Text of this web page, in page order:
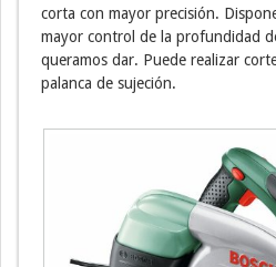
corta con mayor precisión.
mayor control de la profundidad
queramos dar. Puede realizar
palanca de sujeción.